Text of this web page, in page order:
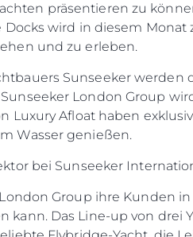
präsentieren zu
wird in diesem
und zu erleben.
Sunseeker werden
London Group
Luxury Afloat haben
Wasser genießen.
bei Sunseeker
Group ihre Kunden
kann. Das Line-up von